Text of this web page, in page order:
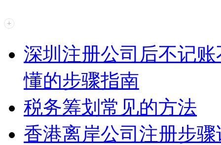
深圳注册公司后不记
懂的步骤指南
税务筹划常见的方法
香港离岸公司注册步